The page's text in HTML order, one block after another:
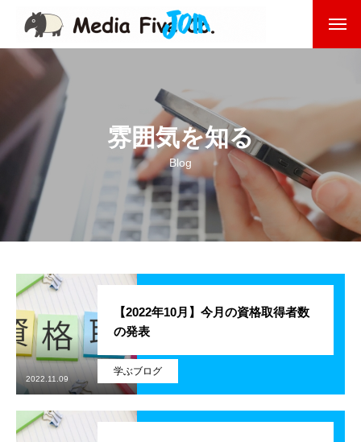
企業を知る
企業理念
代表挨拶
会社沿革
会社概要
福岡オフィス
事業を知る
SES事業
SI事業
雰囲気を知る
Blog
学ぶブログ
【2022年10月】今月の資格取得者数
の発表
2022.11.09